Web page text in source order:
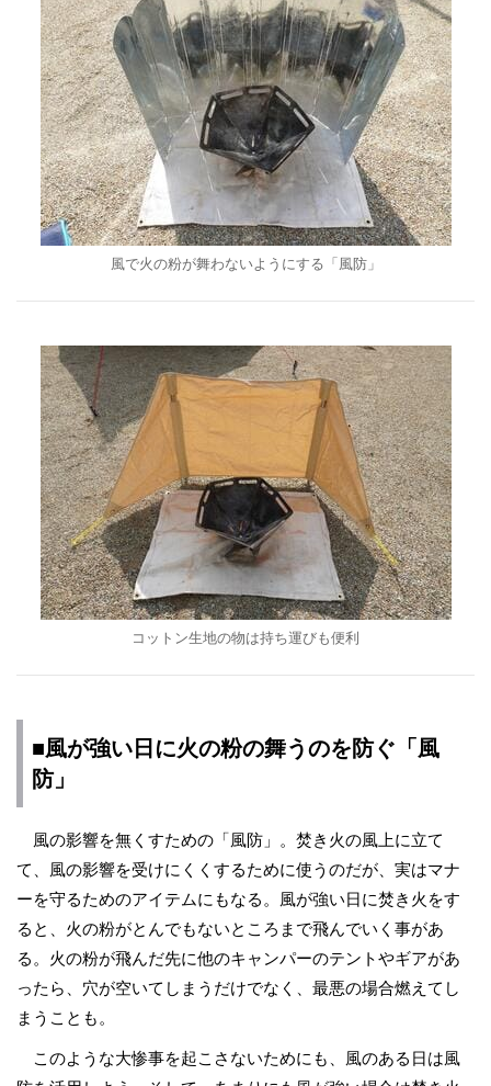
風で火の粉が舞わないようにする「風防」
コットン生地の物は持ち運びも便利
■風が強い日に火の粉の舞うのを防ぐ「風
防」
風の影響を無くすための「風防」。焚き火の風上に立て
て、風の影響を受けにくくするために使うのだが、実はマナ
ーを守るためのアイテムにもなる。風が強い日に焚き火をす
ると、火の粉がとんでもないところまで飛んでいく事があ
る。火の粉が飛んだ先に他のキャンパーのテントやギアがあ
ったら、穴が空いてしまうだけでなく、最悪の場合燃えてし
まうことも。
このような大惨事を起こさないためにも、風のある日は風